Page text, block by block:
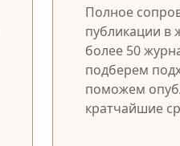
Полное
публикации в
более 50
подберем
поможем
кратчайшие